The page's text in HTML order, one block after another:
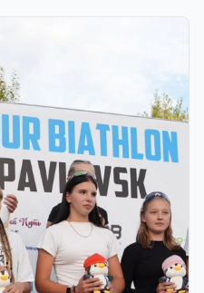
TOUR BIATHLON